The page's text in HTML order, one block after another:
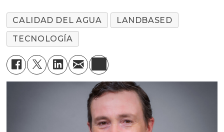
CALIDAD DEL AGUA
LANDBASED
TECNOLOGÍA